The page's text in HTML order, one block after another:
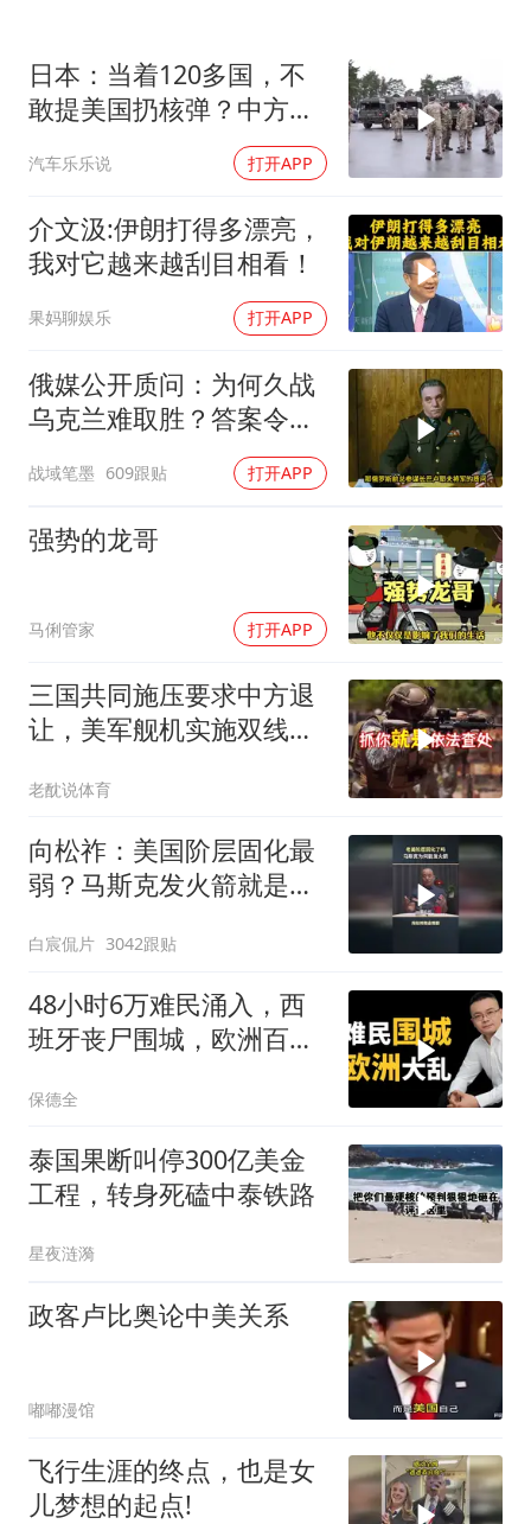
日本：当着120多国，不
敢提美国扔核弹？中方：
汽车乐乐说 打开APP
介文汲:伊朗打得多漂亮，
我对它越来越刮目相看！
果妈聊娱乐 打开APP
俄媒公开质问：为何久战
乌克兰难取胜？答案令人
战域笔墨 609跟贴 打开APP
强势的龙哥
马俐管家 打开APP
三国共同施压要求中方退
让，美军舰机实施双线抵
轰-6K已挂弹
老酖说体育
向松祚：美国阶层固化最
弱？马斯克发火箭就是答
白宸侃片 3042跟贴
48小时6万难民涌入，西
班牙丧尸围城，欧洲百年
保德全
泰国果断叫停300亿美金
工程，转身死磕中泰铁路
星夜涟漪
政客卢比奥论中美关系
嘟嘟漫馆
飞行生涯的终点，也是女
儿梦想的起点!